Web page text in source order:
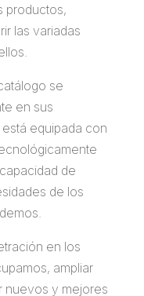
productos,
las variadas
se
en sus
equipada con
de
de los
en los
ampliar
nuevos y mejores